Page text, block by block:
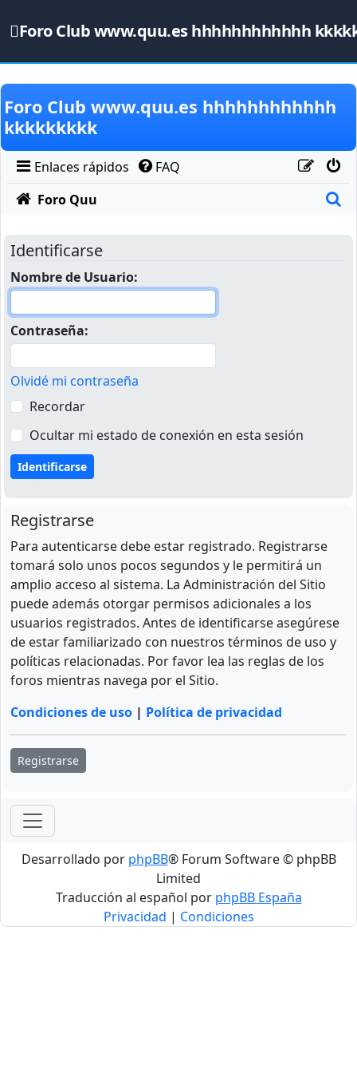
Foro Club www.quu.es hhhhhhhhhhhh
Obviar
Foro Club www.quu.es hhhhhhhhhhhh
kkkkkkkkk
Enlaces rápidos
FAQ
Foro Quu
Identificarse
Nombre de Usuario:
Contraseña:
Olvidé mi contraseña
Recordar
Ocultar mi estado de conexión en esta sesión
Registrarse
Para autenticarse debe estar registrado. Registrarse
tomará solo unos pocos segundos y le permitirá un
amplio acceso al sistema. La Administración del Sitio
puede además otorgar permisos adicionales a los
usuarios registrados. Antes de identificarse asegúrese
de estar familiarizado con nuestros términos de uso y
políticas relacionadas. Por favor lea las reglas de los
foros mientras navega por el Sitio.
Condiciones de uso | Política de privacidad
Registrarse
Desarrollado por phpBB® Forum Software © phpBB
Limited
Traducción al español por phpBB España
Privacidad | Condiciones